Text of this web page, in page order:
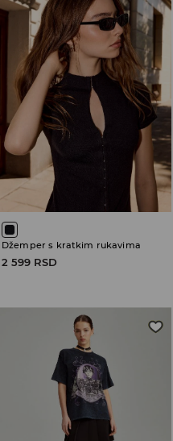
Džemper s kratkim rukavima
2 599 RSD